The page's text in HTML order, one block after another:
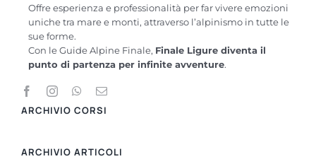
Offre esperienza e professionalità per far vivere emozioni
uniche tra mare e monti, attraverso l’alpinismo in tutte le
sue forme.
Con le Guide Alpine Finale, Finale Ligure diventa il
punto di partenza per infinite avventure.
ARCHIVIO CORSI
ARCHIVIO ARTICOLI